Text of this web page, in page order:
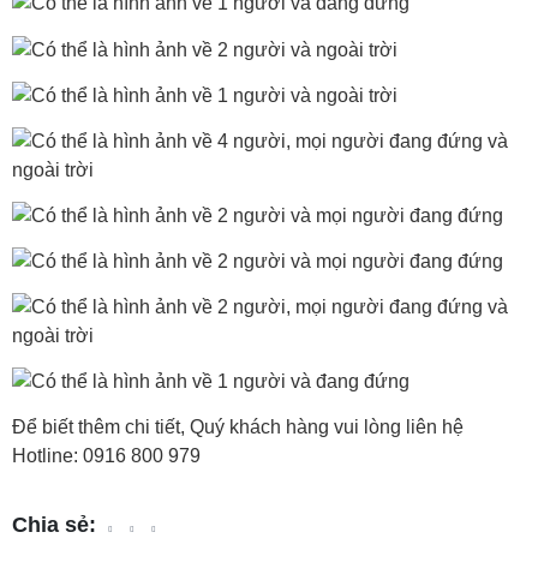
Để biết thêm chi tiết, Quý khách hàng vui lòng liên hệ
Hotline: 0916 800 979
Chia sẻ: